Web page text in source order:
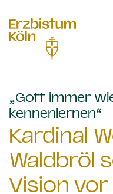
„Gott immer
kennenlernen“
Kardinal
Waldbröl
Vision vor